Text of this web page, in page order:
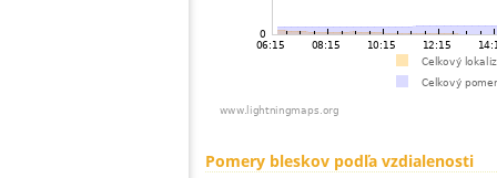
Pomery bleskov podľa vzdialenosti